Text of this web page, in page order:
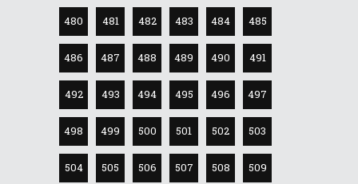
480 481 482 483 484 485
486 487 488 489 490 491
492 493 494 495 496 497
498 499 500 501 502 503
504 505 506 507 508 509